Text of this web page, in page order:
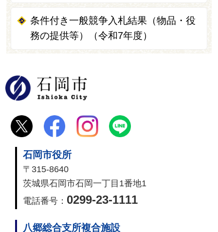
条件付き一般競争入札結果（物品・役
務の提供等）（令和7年度）
石岡市役所
〒315-8640
茨城県石岡市石岡一丁目1番地1
電話番号： 0299-23-1111
八郷総合支所複合施設